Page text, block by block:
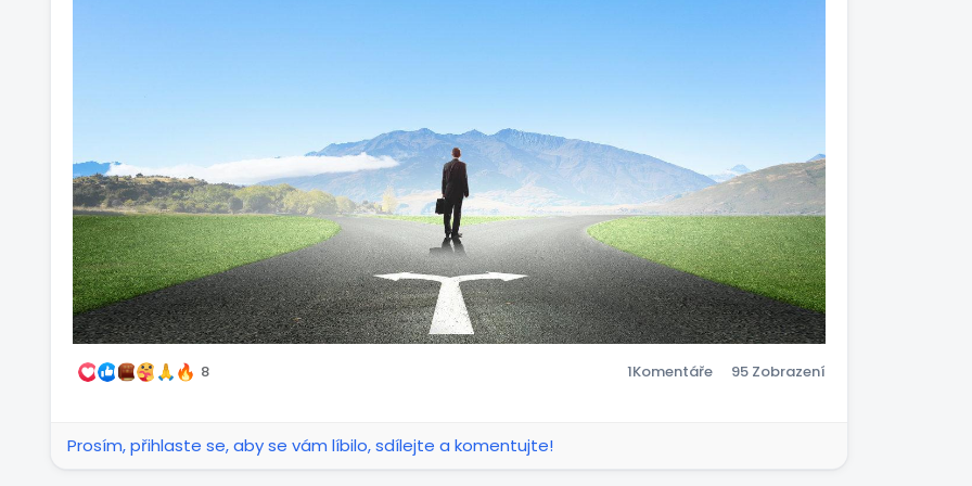
Duch Svatý nejedná tak, že do tebe vstoupí jako nečistý duch a začne tě
ovládat… On stojí vedle a podává ti ruku… a jen ty se můžeš rozhodnout chytit ho
za ruku a následovat jeho vůli.
Jak ale poznáme, že to rozhodnutí je správné? K tomu je třeba mít osobní vztah s
Duchem Svatým, trávit čas v jeho přítomnosti, znát jeho slova (číst Bibli) a On tě
povede a bude ti napovídat. Je to jako když máš nejlepšího kamaráda, kterému
věříš… zavážeš si oči a on tě chytne za ruku a vede tě. Ale ty a jen ty se můžeš
Přísloví 3:5–6 (CSP)
8 1Komentáře 95 Zobrazení
Prosím, přihlaste se, aby se vám líbilo, sdílejte a komentujte!